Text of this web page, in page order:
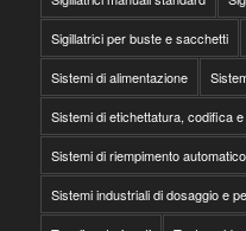
Sigillatrici per buste e sacchetti
Sistemi di alimentazione
Sistemi di etichettatura, codifica
Sistemi di riempimento automatico
Sistemi industriali di dosaggio e